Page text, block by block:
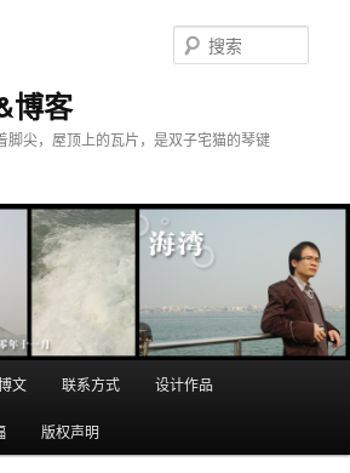
博客
脚尖，屋顶上的瓦片，是双子宅猫的琴键
索
文 联系方式 设计作品
版权声明